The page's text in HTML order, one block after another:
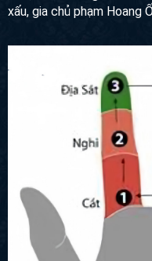
Theo đó, người tuổi Kỷ
xấu, gia chủ phạm